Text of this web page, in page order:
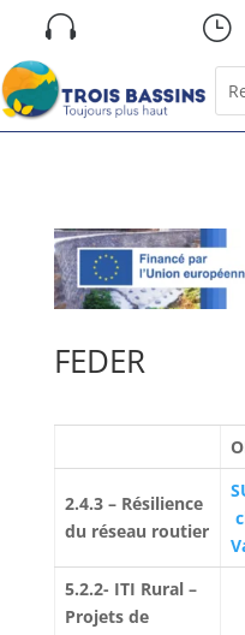
 }
FEDER
2.4.3 – Résilience
du réseau routier
5.2.2- ITI Rural –
Projets de